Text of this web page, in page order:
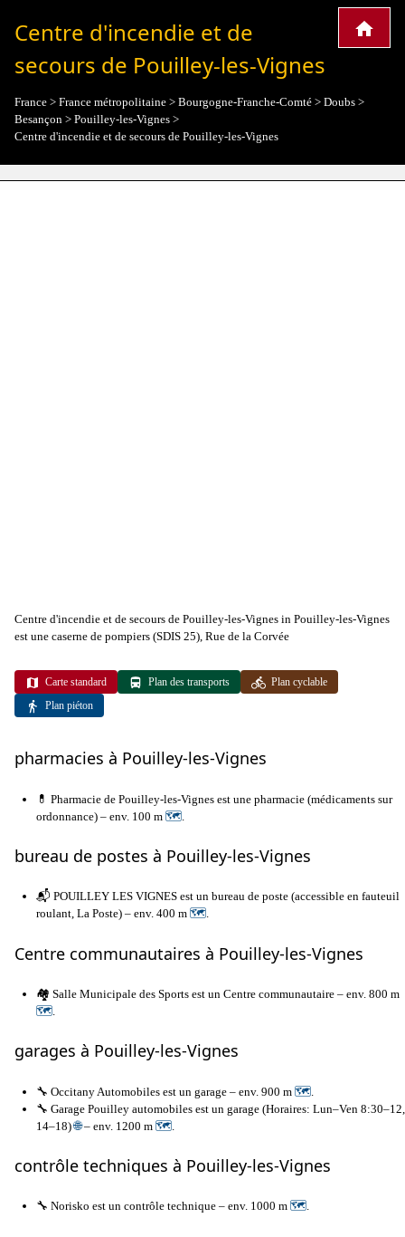
Centre d'incendie et de
secours de Pouilley-les-Vignes
France > France métropolitaine > Bourgogne-Franche-Comté > Doubs >
Besançon > Pouilley-les-Vignes >
Centre d'incendie et de secours de Pouilley-les-Vignes
Centre d'incendie et de secours de Pouilley-les-Vignes in Pouilley-les-Vignes
est une caserne de pompiers (SDIS 25), Rue de la Corvée
Carte standard Plan des transports
Plan cyclable
Plan piéton
pharmacies à Pouilley-les-Vignes
💊 Pharmacie de Pouilley-les-Vignes est une pharmacie (médicaments sur
ordonnance) – env. 100 m 🗺
bureau de postes à Pouilley-les-Vignes
📬 POUILLEY LES VIGNES est un bureau de poste (accessible en fauteuil
roulant, La Poste) – env. 400 m 🗺.
Centre communautaires à Pouilley-les-Vignes
🏘️ Salle Municipale des Sports est un Centre communautaire – env. 800 m
🗺.
garages à Pouilley-les-Vignes
🔧 Occitany Automobiles est un garage – env. 900 m 🗺
🔧 Garage Pouilley automobiles est un garage (Horaires: Lun–Ven 8:30–12,
14–18)🌐– env. 1200 m 🗺
contrôle techniques à Pouilley-les-Vignes
🔧 Norisko est un contrôle technique – env. 1000 m 🗺.